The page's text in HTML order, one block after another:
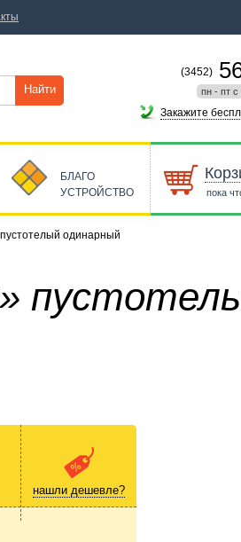
одинарный
нашли дешевле?
Найти
(3452)
пн - пт с
Закажите
БЛАГО
УСТРОЙСТВО
пока